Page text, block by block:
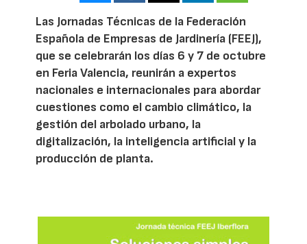
Las Jornadas Técnicas de la Federación
Española de Empresas de Jardinería (FEEJ),
que se celebrarán los días 6 y 7 de octubre
en Feria Valencia, reunirán a expertos
nacionales e internacionales para abordar
cuestiones como el cambio climático, la
gestión del arbolado urbano, la
digitalización, la inteligencia artificial y la
producción de planta.